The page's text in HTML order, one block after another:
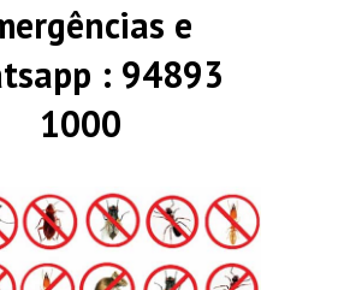
e
: 94893
1000